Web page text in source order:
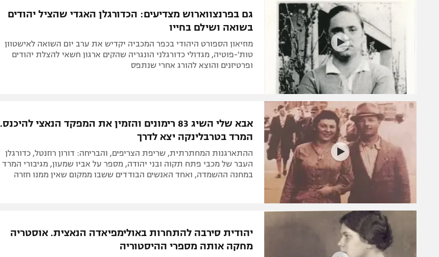
המגזין
גם בפרנצווארוש מצדיעים: הכדורגלן האגדי שהציל יהודים
בשואה ושילם בחייו
מוזיאון הספורט היהודי בכפר המכביה יקדיש את ערב יום השואה לאישטוון
טות'-פוטיה, מגדולי כדורגלני הונגריה שהקים ארגון חשאי להצלת יהודים
ופרטיזנים והוצא להורג אחרי שנתפס
אבא שלי השיג 83 רימונים והזמין את המפקד הנאצי להיכנס.
המרד בטרבלינקה יצא לדרך
ההתארגנות המחתרתית, שריפת הצריפים, והבריחה: דורון רוזנטל, כדורגלן
העבר של מכבי פתח תקוה ובני יהודה, מספר על אביו שמעון, מגיבורי המרד
במחנה ההשמדה, ואחד האנשים הבודדים ששבו ממקום שאין ממנו חזרה
יהודית סירבה להתחרות באולימפיאדה הנאצית. אוסטריה
מחקה אותה מספרי ההיסטוריה